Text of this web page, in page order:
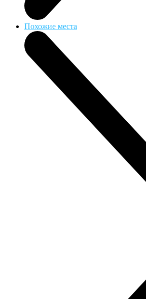
Похожие места